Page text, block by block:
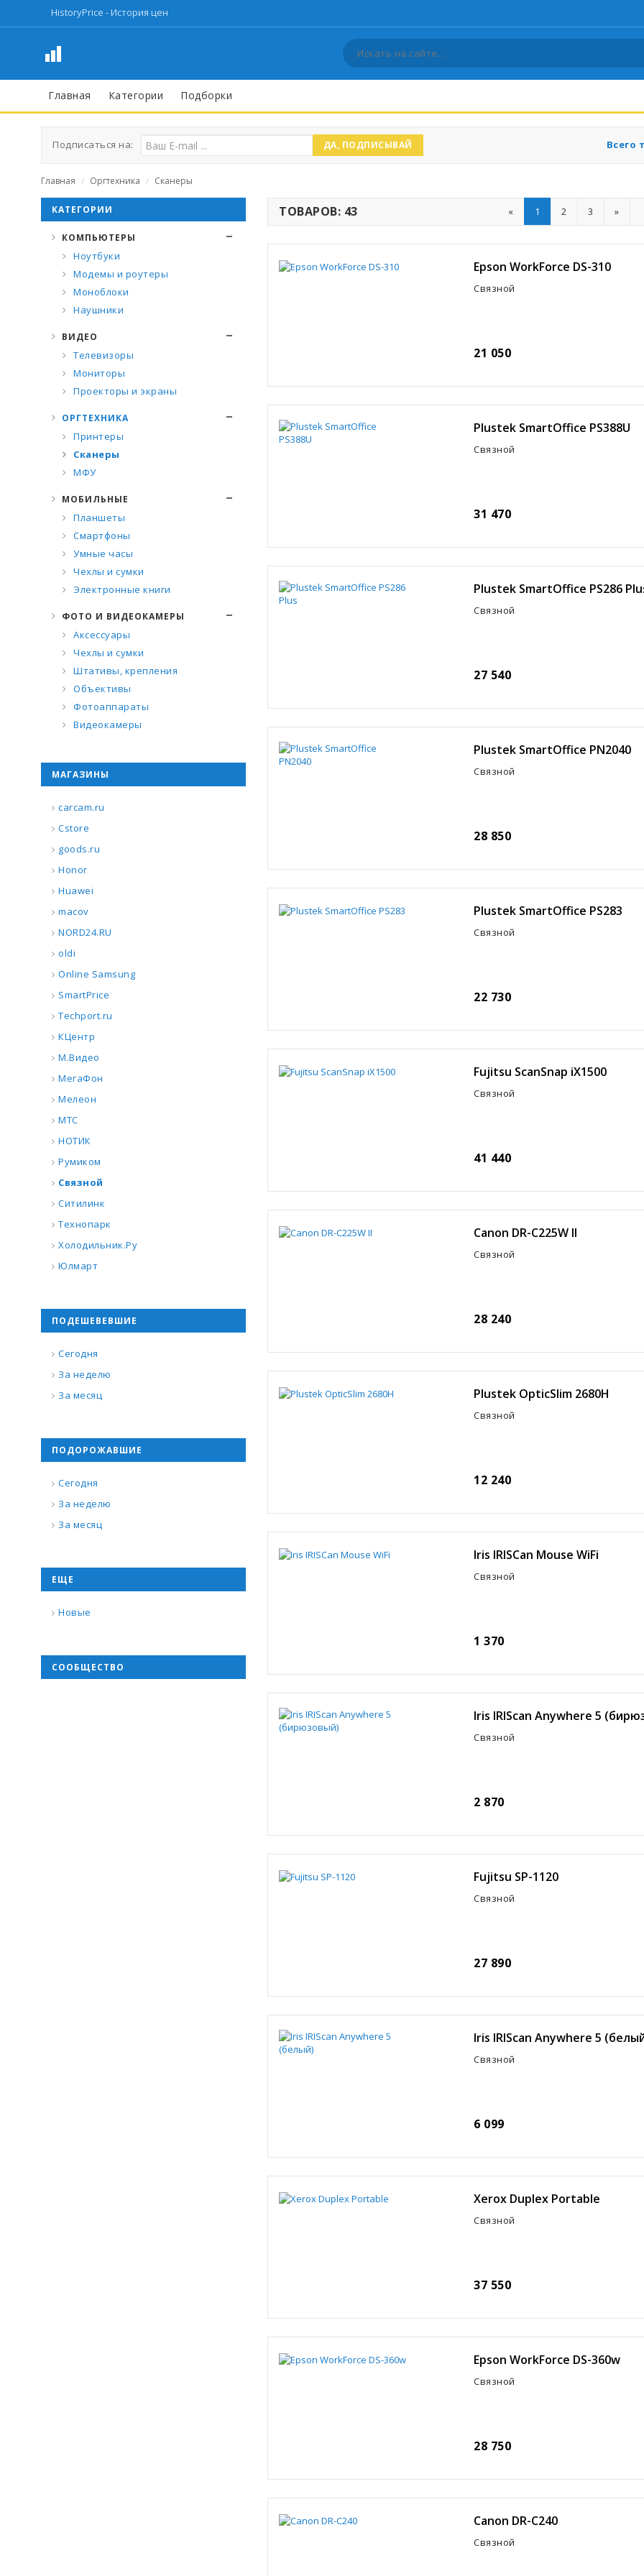
HistoryPrice - История цен
Главная Категории Подборки
Подписаться на: ДА, ПОДПИСЫВАЙ Всего
Главная / Оргтехника / Сканеры
ТОВАРОВ: 43 « 1 2 3 »
Epson WorkForce DS-310
Связной
21 050
Plustek SmartOffice PS388U
Связной
31 470
Plustek SmartOffice PS286
Связной
27 540
Plustek SmartOffice PN2040
Связной
28 850
Plustek SmartOffice PS283
Связной
22 730
Fujitsu ScanSnap iX1500
Связной
41 440
Canon DR-C225W II
Связной
28 240
Plustek OpticSlim 2680H
Связной
12 240
Iris IRISCan Mouse WiFi
Связной
1 370
Iris IRIScan Anywhere 5
Связной
2 870
Fujitsu SP-1120
Связной
27 890
Iris IRIScan Anywhere 5
Связной
6 099
Xerox Duplex Portable
Связной
37 550
Epson WorkForce DS-360w
Связной
28 750
Canon DR-C240
Связной
КАТЕГОРИИ
КОМПЬЮТЕРЫ
Ноутбуки
Модемы и роутеры
Моноблоки
Наушники
ВИДЕО
Телевизоры
Мониторы
Проекторы и экраны
ОРГТЕХНИКА
Принтеры
Сканеры
МФУ
МОБИЛЬНЫЕ
Планшеты
Смартфоны
Умные часы
Чехлы и сумки
Электронные книги
ФОТО И ВИДЕОКАМЕРЫ
Аксессуары
Чехлы и сумки
Штативы, крепления
Объективы
Фотоаппараты
Видеокамеры
МАГАЗИНЫ
carcam.ru
Cstore
goods.ru
Honor
Huawei
macov
NORD24.RU
oldi
Online Samsung
SmartPrice
Techport.ru
КЦентр
М.Видео
МегаФон
Мелеон
МТС
НОТИК
Румиком
Связной
Ситилинк
Технопарк
Холодильник.Ру
Юлмарт
ПОДЕШЕВЕВШИЕ
Сегодня
За неделю
За месяц
ПОДОРОЖАВШИЕ
Сегодня
За неделю
За месяц
ЕЩЕ
Новые
СООБЩЕСТВО